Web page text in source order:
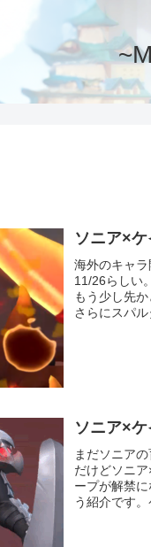
ソニア×
海外のキャ
11/26らしい
もう少し先
さらにスパ
ソニア×
まだソニア
だけどソニ
ープが解禁
う紹介です